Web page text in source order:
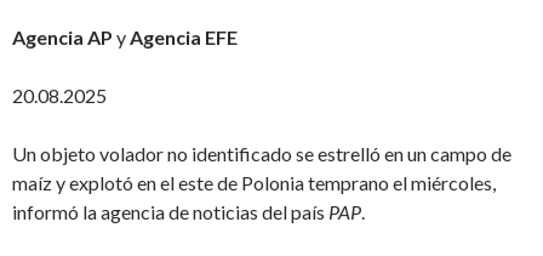
Agencia AP yAgencia EFE
20.08.2025
Un objeto volador no identificado se estrelló en un campo de
maíz y explotó en el este de Polonia temprano el miércoles,
informó la agencia de noticias del país PAP.